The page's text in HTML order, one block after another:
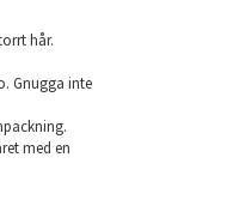
hår.
Gnugga inte
med en